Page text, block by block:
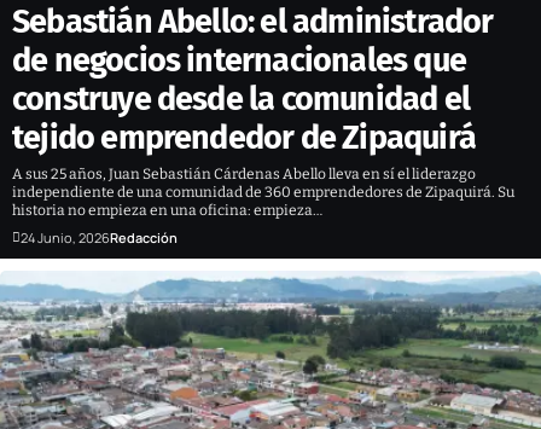
Sebastián Abello: el administrador
de negocios internacionales que
construye desde la comunidad el
tejido emprendedor de Zipaquirá
A sus 25 años, Juan Sebastián Cárdenas Abello lleva en sí el liderazgo
independiente de una comunidad de 360 emprendedores de Zipaquirá. Su
historia no empieza en una oficina: empieza…
24 Junio, 2026Redacción